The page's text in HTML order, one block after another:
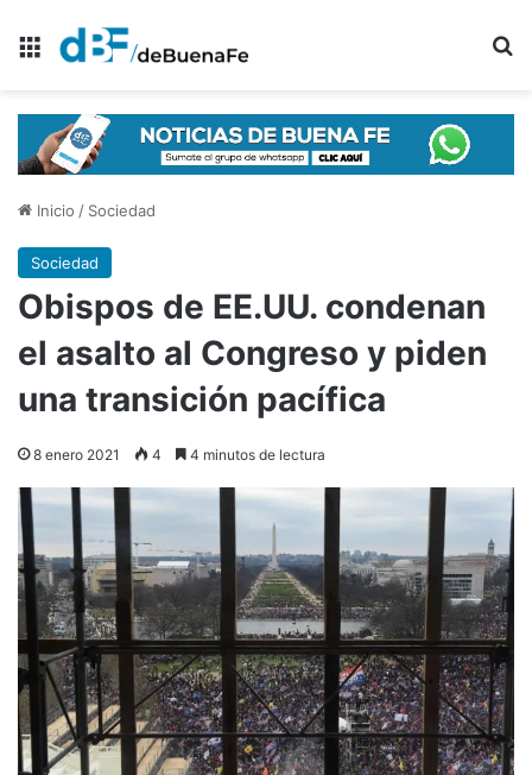
Menú
Inicio / Sociedad
Sociedad
Obispos de EE.UU. condenan
el asalto al Congreso y piden
una transición pacífica
8 enero 2021 4 4 minutos de lectura